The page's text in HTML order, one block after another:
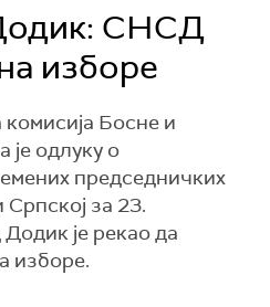
СНСД
изборе
Босне и
је одлуку о
председничких
за 23.
је рекао да
изборе.